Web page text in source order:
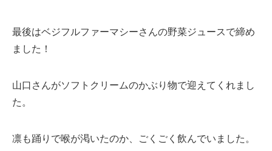
最後はベジフルファーマシーさんの野菜ジュースで締め
ました！
山口さんがソフトクリームのかぶり物で迎えてくれまし
た。
凛も踊りで喉が渇いたのか、ごくごく飲んでいました。